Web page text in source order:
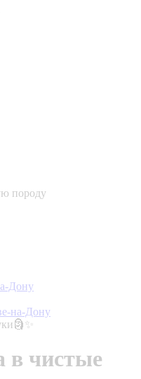
породу
Дону
на-Дону
в чистые